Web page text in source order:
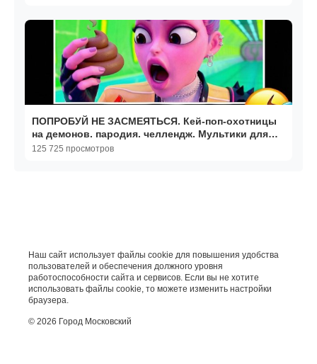
ПОПРОБУЙ НЕ ЗАСМЕЯТЬСЯ. Кей-поп-охотницы
на демонов. пародия. челлендж. Мультики для
детей. Мультики
125 725 просмотров
Наш сайт использует файлы cookie для повышения удобства
пользователей и обеспечения должного уровня
работоспособности сайта и сервисов. Если вы не хотите
использовать файлы cookie, то можете изменить настройки
браузера.
© 2026 Город Московский